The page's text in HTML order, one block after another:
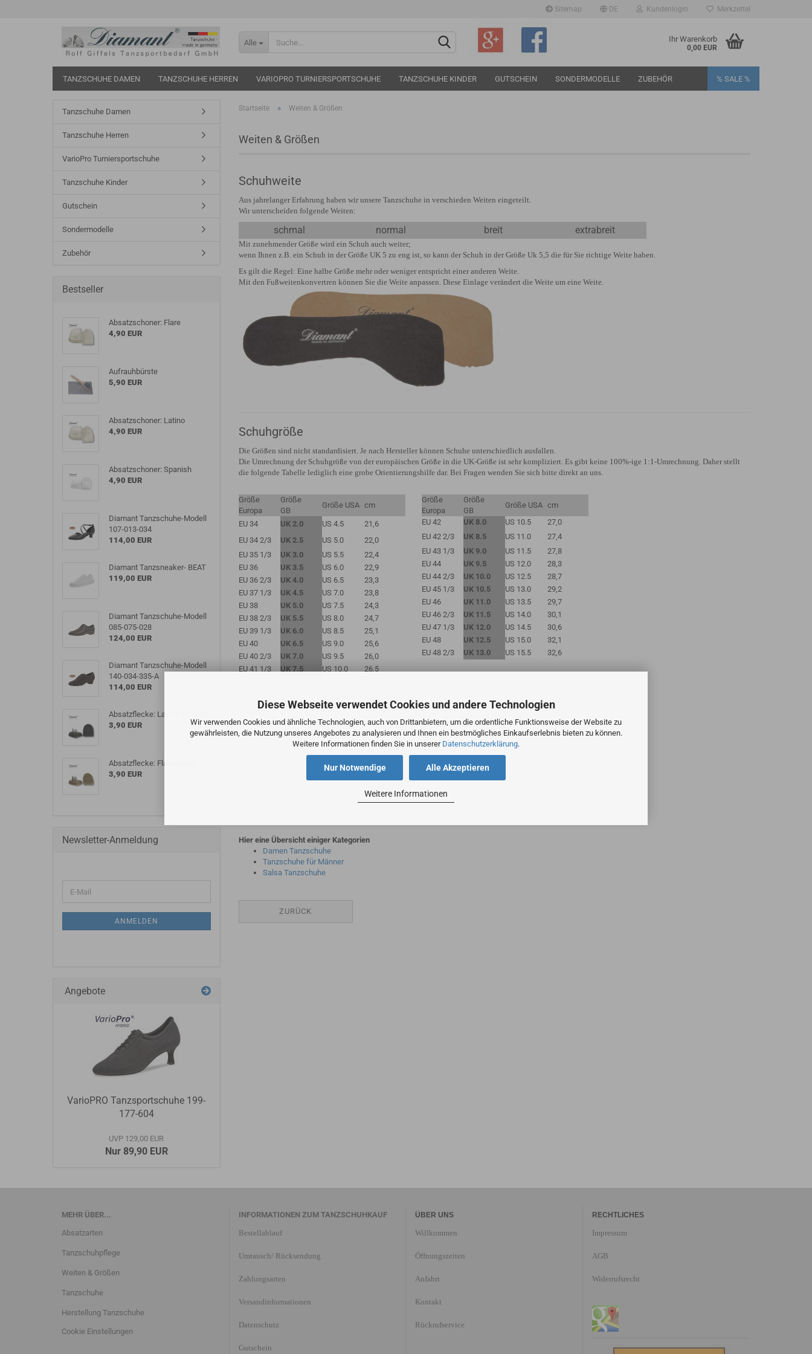
Diese Webseite verwendet Cookies und andere Technologien
Wir verwenden Cookies und ähnliche Technologien, auch von Drittanbietern, um die ordentliche Funktionsweise der Website zu
gewährleisten, die Nutzung unseres Angebotes zu analysieren und Ihnen ein bestmögliches Einkaufserlebnis bieten zu können.
Weitere Informationen finden Sie in unserer Datenschutzerklärung.
Alle Akzeptieren
Nur Notwendige
Weitere Informationen
Sitemap DE
Sprache auswählen
Kundenlogin Merkzettel
Alle Ihr Warenkorb
0,00 EUR
TANZSCHUHE DAMEN TANZSCHUHE HERREN VARIOPRO TURNIERSPORTSCHUHE TANZSCHUHE KINDER GUTSCHEIN SONDERMODELLE ZUBEHÖR % SALE %
Startseite » Weiten & Größen
Weiten & Größen
Schuhweite
Aus jahrelanger Erfahrung haben wir unsere Tanzschuhe in verschieden Weiten eingeteilt.
Wir unterscheiden folgende Weiten:
schmal normal breit extrabreit
Mit zunehmender Größe wird ein Schuh auch weiter;
wenn Ihnen z.B. ein Schuh in der Größe UK 5 zu eng ist, so kann der Schuh in der Größe Uk 5,5 die für Sie richtige Weite haben.
Es gilt die Regel: Eine halbe Größe mehr oder weniger entspricht einer anderen Weite.
Mit den Fußweitenkonvertren können Sie die Weite anpassen. Diese Einlage verändert die Weite um eine Weite.
Schuhgröße
Die Größen sind nicht standardisiert. Je nach Hersteller können Schuhe unterschiedlich ausfallen.
Die Umrechnung der Schuhgröße von der europäischen Größe in die UK-Größe ist sehr kompliziert. Es gibt keine 100%-ige 1:1-Umrechnung. Daher stellt
die folgende Tabelle lediglich eine grobe Orientierungshilfe dar. Bei Fragen wenden Sie sich bitte direkt an uns.
Größe
Europa
Größe
GB
Größe USA cm
EU 34 UK 2.0 US 4.5
21,6
EU 34 2/3 UK 2.5 US 5.0
22,0
EU 35 1/3 UK 3.0 US 5.5
22,4
EU 36
UK 3.5 US 6.0
22,9
EU 36 2/3 UK 4.0 US 6.5
23,3
EU 371/3 UK 4.5 US 7.0
23,8
EU 38
UK 5.0 US 7.5
24,3
EU 38 2/3 UK 5.5 US 8.0
24,7
EU 39 1/3 UK 6.0 US 8.5
25,1
EU 40
UK 6.5 US 9.0
25,6
EU 40 2/3 UK 7.0 US 9.5
26,0
EU 41 1/3 UK 7.5 US 10.0 26,5
Größe
Europa
Größe
GB
Größe USA cm
EU 42
UK 8.0 US 10.5
27,0
EU 42 2/3 UK 8.5 US 11.0
27,4
EU 431/3 UK 9.0 US 11.5
27,8
EU 44
UK 9.5 US 12.0
28,3
EU 44 2/3 UK 10.0 US 12.5
28,7
EU 45 1/3 UK 10.5 US 13.0
29,2
EU 46
UK 11.0 US 13.5
29,7
EU 46 2/3 UK 11.5 US 14.0
30,1
EU 47 1/3 UK 12.0 US 14.5
30,6
EU 48 UK 12.5 US 15.0
32,1
EU 48 2/3 UK 13.0 US 15.5 32,6
Hier eine Übersicht einiger Kategorien
Damen Tanzschuhe
Tanzschuhe für Männer
Salsa Tanzschuhe
ZURÜCK
Tanzschuhe Damen
Tanzschuhe Herren
VarioPro Turniersportschuhe
Tanzschuhe Kinder
Gutschein
Sondermodelle
Zubehör
Bestseller
Absatzschoner: Flare
4,90 EUR
Aufrauhbürste
5,90 EUR
Absatzschoner: Latino
4,90 EUR
Absatzschoner: Spanish
4,90 EUR
Diamant Tanzschuhe-Modell
107-013-034
114,00 EUR
Diamant Tanzsneaker- BEAT
119,00 EUR
Diamant Tanzschuhe-Modell
085-075-028
124,00 EUR
Diamant Tanzschuhe-Modell
140-034-335-A
114,00 EUR
Absatzflecke: Latino-schwarz
3,90 EUR
Absatzflecke: Flare-beige
3,90 EUR
Newsletter-Anmeldung
ANMELDEN
Angebote
VarioPRO Tanzsportschuhe 199-
177-604
UVP 129,00 EUR
Nur 89,90 EUR
MEHR ÜBER...
Absatzarten
Tanzschuhpflege
Weiten & Größen
Tanzschuhe
Herstellung Tanzschuhe
Cookie Einstellungen
INFORMATIONEN ZUM TANZSCHUHKAUF
Bestellablauf
Umtausch/ Rücksendung
Zahlungsarten
Versandinformationen
Datenschutz
Gutschein
ÜBER UNS
Willkommen
Öffnungszeiten
Anfahrt
Kontakt
Rückrufservice
RECHTLICHES
Impressum
AGB
Widerrufsrecht